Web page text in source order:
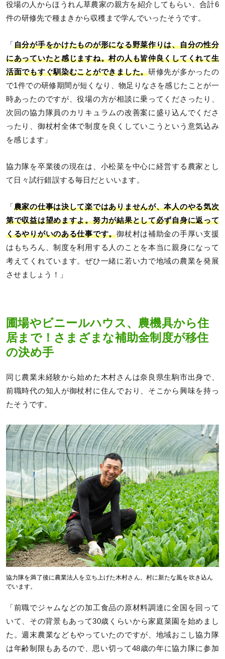
役場の人からほうれん草農家の親方を紹介してもらい、合計6
件の研修先で種まきから収穫まで学んでいったそうです。
「 自分が手をかけたものが形になる野菜作りは、自分の性分
にあっていたと感じますね。村の人も皆仲良くしてくれて生
活面でもすぐ馴染むことができました。研修先が多かったの
で1件での研修期間が短くなり、物足りなさを感じたことが一
時あったのですが、役場の方が相談に乗ってくださったり、
次回の協力隊員のカリキュラムの改善案に盛り込んでくださ
ったり、御杖村全体で制度を良くしていこうという意気込み
を感じます」
協力隊を卒業後の現在は、小松菜を中心に経営する農家とし
て日々試行錯誤する毎日だといいます。
「 農家の仕事は決して楽ではありませんが、本人のやる気次
第で収益は望めますよ。努力が結果として必ず自身に返って
くるやりがいのある仕事です。御杖村は補助金の手厚い支援
はもちろん、制度を利用する人のことを本当に親身になって
考えてくれています。ぜひ一緒に若い力で地域の農業を発展
させましょう！」
圃場やビニールハウス、農機具から住
居まで！さまざまな補助金制度が移住
の決め手
同じ農業未経験から始めた木村さんは奈良県生駒市出身で、
前職時代の知人が御杖村に住んでおり、そこから興味を持っ
たそうです。
協力隊を満了後に農業法人を立ち上げた木村さん。村に新たな風を吹き込ん
でいます。
「前職でジャムなどの加工食品の原材料調達に全国を回って
いて、その背景もあって30歳くらいから家庭菜園を始めまし
た。週末農業などもやっていたのですが、地域おこし協力隊
は年齢制限もあるので、思い切って48歳の年に協力隊に参加